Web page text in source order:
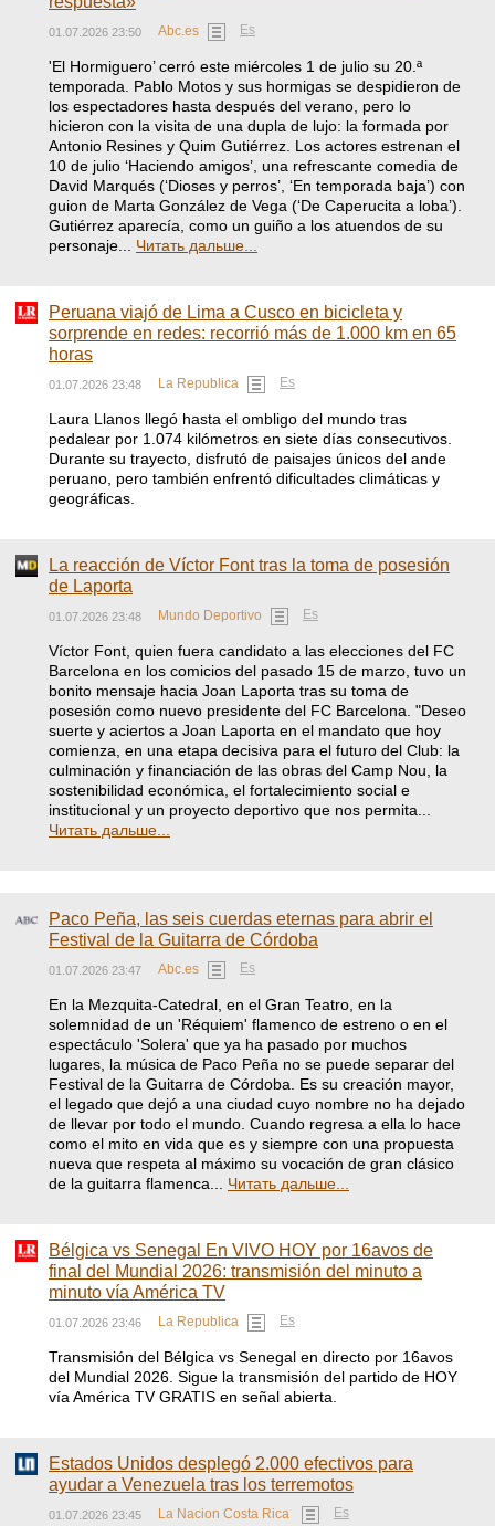
01.07.2026 23:50 Abc.es Es
'El Hormiguero’ cerró este miércoles 1 de julio su 20.ª
temporada. Pablo Motos y sus hormigas se despidieron de
los espectadores hasta después del verano, pero lo
hicieron con la visita de una dupla de lujo: la formada por
Antonio Resines y Quim Gutiérrez. Los actores estrenan el
10 de julio ‘Haciendo amigos’, una refrescante comedia de
David Marqués (‘Dioses y perros’, ‘En temporada baja’) con
guion de Marta González de Vega (‘De Caperucita a loba’).
Gutiérrez aparecía, como un guiño a los atuendos de su
personaje... Читать дальше...
Peruana viajó de Lima a Cusco en bicicleta y
sorprende en redes: recorrió más de 1.000 km en 65
horas
01.07.2026 23:48 La Republica Es
Laura Llanos llegó hasta el ombligo del mundo tras
pedalear por 1.074 kilómetros en siete días consecutivos.
Durante su trayecto, disfrutó de paisajes únicos del ande
peruano, pero también enfrentó dificultades climáticas y
geográficas.
La reacción de Víctor Font tras la toma de posesión
de Laporta
01.07.2026 23:48 Mundo Deportivo Es
Víctor Font, quien fuera candidato a las elecciones del FC
Barcelona en los comicios del pasado 15 de marzo, tuvo un
bonito mensaje hacia Joan Laporta tras su toma de
posesión como nuevo presidente del FC Barcelona. "Deseo
suerte y aciertos a Joan Laporta en el mandato que hoy
comienza, en una etapa decisiva para el futuro del Club: la
culminación y financiación de las obras del Camp Nou, la
sostenibilidad económica, el fortalecimiento social e
institucional y un proyecto deportivo que nos permita...
Читать дальше...
Paco Peña, las seis cuerdas eternas para abrir el
Festival de la Guitarra de Córdoba
01.07.2026 23:47 Abc.es Es
En la Mezquita-Catedral, en el Gran Teatro, en la
solemnidad de un 'Réquiem' flamenco de estreno o en el
espectáculo 'Solera' que ya ha pasado por muchos
lugares, la música de Paco Peña no se puede separar del
Festival de la Guitarra de Córdoba. Es su creación mayor,
el legado que dejó a una ciudad cuyo nombre no ha dejado
de llevar por todo el mundo. Cuando regresa a ella lo hace
como el mito en vida que es y siempre con una propuesta
nueva que respeta al máximo su vocación de gran clásico
de la guitarra flamenca... Читать дальше...
Bélgica vs Senegal En VIVO HOY por 16avos de
final del Mundial 2026: transmisión del minuto a
minuto vía América TV
01.07.2026 23:46 La Republica Es
Transmisión del Bélgica vs Senegal en directo por 16avos
del Mundial 2026. Sigue la transmisión del partido de HOY
vía América TV GRATIS en señal abierta.
Estados Unidos desplegó 2.000 efectivos para
ayudar a Venezuela tras los terremotos
01.07.2026 23:45 La Nacion Costa Rica Es